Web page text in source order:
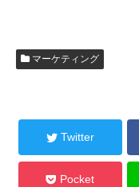
マーケティング
Twitter
Pocket